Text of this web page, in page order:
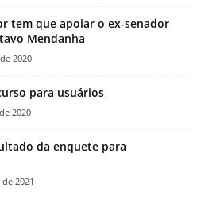
tem que apoiar o ex-senador
Mendanha
2020
para usuários
2020
da enquete para
2021